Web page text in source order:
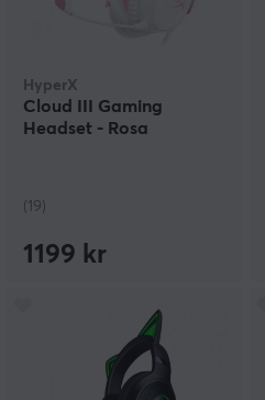
HyperX
Cloud III Gaming
Headset - Rosa
(19)
1199 kr